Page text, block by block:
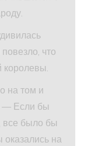
что
королевы.
на том и
— Если бы
все было бы
оказались на